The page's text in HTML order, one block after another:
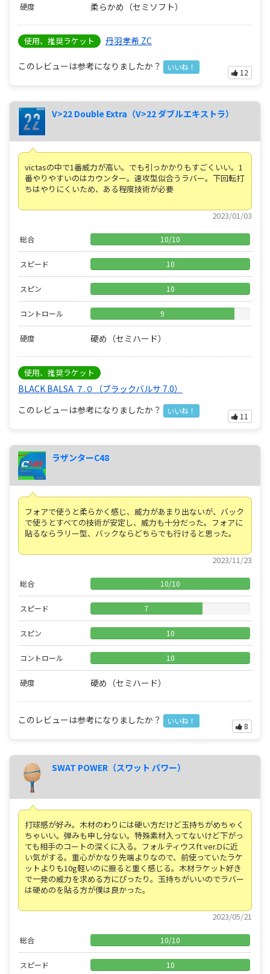
硬度 柔らかめ（セミソフト）
使用、推奨ラケット 丹羽孝希 ZC
このレビューは参考になりましたか？ いいね！
12
V>22 Double Extra（V>22 ダブルエキストラ）
victasの中で1番威力が高い。でも引っかかりもすごくいい。1
番やりやすいのはカウンター。速攻型似合うラバー。下回転打
ちはやりにくいため、ある程度技術が必要
2023/01/03
総合 10/10
スピード 10
スピン 10
コントロール 9
硬度 硬め（セミハード）
使用、推奨ラケット
BLACK BALSA ７.０（ブラックバルサ 7.0）
このレビューは参考になりましたか？
いいね！
11
ラザンターC48
フォアで使うと柔らかく感じ、威力があまり出ないが、バック
で使うとすべての技術が安定し、威力も十分だった。フォアに
貼るならラリー型、バックならどちらでも行けると思った。
2023/11/23
総合 10/10
スピード 7
スピン 10
コントロール 10
硬度 硬め（セミハード）
このレビューは参考になりましたか？ いいね！
8
SWAT POWER（スワット パワー）
打球感が好み。木材のわりには硬い方だけど玉持ちがめちゃく
ちゃいい。弾みも申し分ない。特殊素材入ってないけど下がっ
ても相手のコートの深くに入る。フォルティウスft ver.Dに近
い気がする。重心がかなり先端よりなので、前使っていたラケ
ットよりも10g軽いのに振ると重く感じる。木材ラケット好き
で一発の威力を求める方にぴったり。玉持ちがいいのでラバー
は硬めのを貼る方が僕は良かった。
2023/05/21
総合 10/10
スピード 10